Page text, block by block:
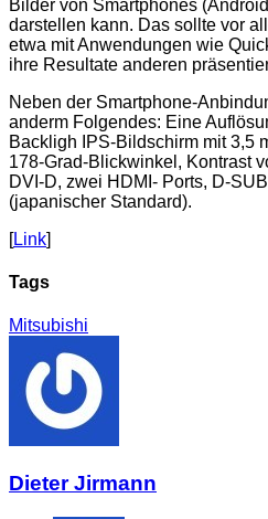
Bilder von Smartphones
darstellen kann. Das sollte vor
etwa mit Anwendungen wie
ihre Resultate anderen
Neben der Smartphone-
anderm Folgendes: Eine
Backligh IPS-Bildschirm mit 3,5
178-Grad-Blickwinkel, Kontrast
DVI-D, zwei HDMI- Ports, D-
(japanischer Standard).
[Link]
Tags
Mitsubishi
Dieter Jirmann